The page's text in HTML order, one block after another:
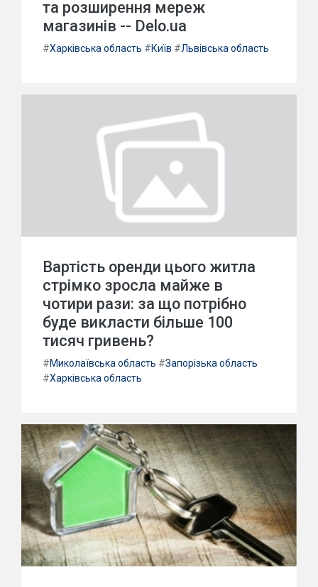
та розширення мереж
магазинів -- Delo.ua
#Харківська область #Київ #Львівська область
Вартість оренди цього житла
стрімко зросла майже в
чотири рази: за що потрібно
буде викласти більше 100
тисяч гривень?
#Миколаївська область #Запорізька область
#Харківська область